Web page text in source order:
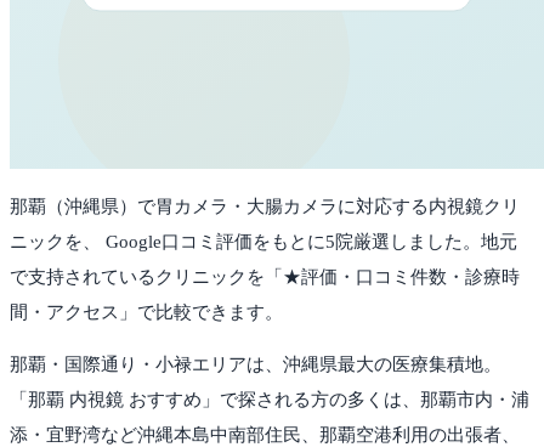
那覇 （沖縄県）で胃カメラ・大腸カメラに対応する内視鏡クリ
ニックを、 Google口コミ評価をもとに5院厳選しました。 地元
で支持されているクリニックを「★評価・口コミ件数・診療時
間・アクセス」で比較できます。
那覇・国際通り・小禄エリアは、沖縄県最大の医療集積地。
「那覇 内視鏡 おすすめ」で探される方の多くは、那覇市内・浦
添・宜野湾など沖縄本島中南部住民、那覇空港利用の出張者、